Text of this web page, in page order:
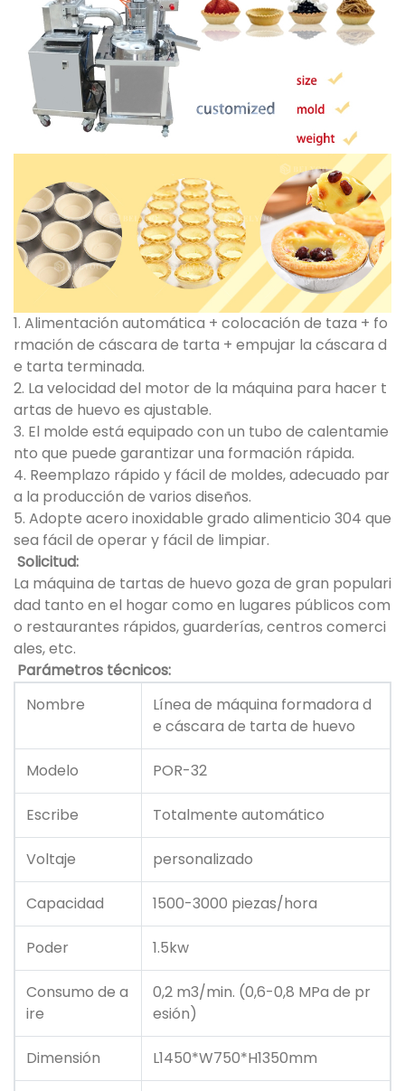
1. Alimentación automática + colocación de taza + fo
rmación de cáscara de tarta + empujar la cáscara d
e tarta terminada.
2. La velocidad del motor de la máquina para hacer t
artas de huevo es ajustable.
3. El molde está equipado con un tubo de calentamie
nto que puede garantizar una formación rápida.
4. Reemplazo rápido y fácil de moldes, adecuado par
a la producción de varios diseños.
5. Adopte acero inoxidable grado alimenticio 304 que
sea fácil de operar y fácil de limpiar.
Solicitud:
La máquina de tartas de huevo goza de gran populari
dad tanto en el hogar como en lugares públicos com
o restaurantes rápidos, guarderías, centros comerci
ales, etc.
Parámetros técnicos:
Nombre
Línea de máquina formadora d
e cáscara de tarta de huevo
Modelo POR-32
Escribe Totalmente automático
Voltaje personalizado
Capacidad 1500-3000 piezas/hora
Poder 1.5kw
Consumo de a
ire
0,2 m3/min. (0,6-0,8 MPa de pr
esión)
Dimensión L1450*W750*H1350mm